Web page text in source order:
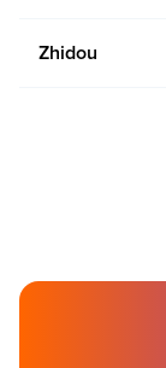
Zhidou